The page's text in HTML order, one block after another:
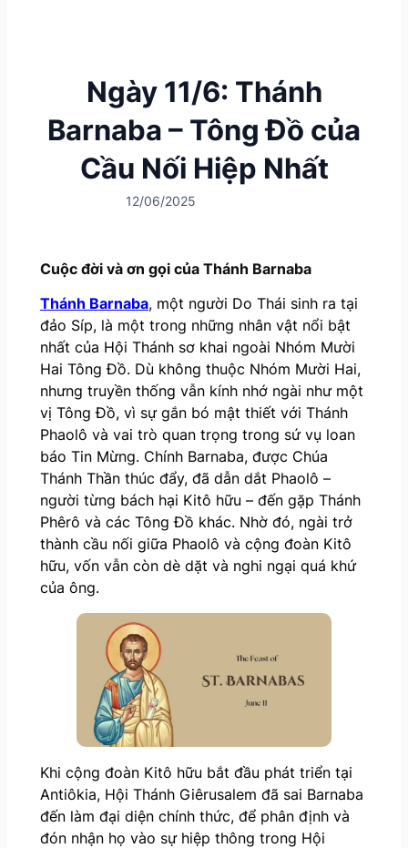
Ngày 11/6: Thánh
Barnaba – Tông Đồ của
Cầu Nối Hiệp Nhất
12/06/2025
Cuộc đời và ơn gọi của Thánh Barnaba
Thánh Barnaba, một người Do Thái sinh ra tại
đảo Síp, là một trong những nhân vật nổi bật
nhất của Hội Thánh sơ khai ngoài Nhóm Mười
Hai Tông Đồ. Dù không thuộc Nhóm Mười Hai,
nhưng truyền thống vẫn kính nhớ ngài như một
vị Tông Đồ, vì sự gắn bó mật thiết với Thánh
Phaolô và vai trò quan trọng trong sứ vụ loan
báo Tin Mừng. Chính Barnaba, được Chúa
Thánh Thần thúc đẩy, đã dẫn dắt Phaolô –
người từng bách hại Kitô hữu – đến gặp Thánh
Phêrô và các Tông Đồ khác. Nhờ đó, ngài trở
thành cầu nối giữa Phaolô và cộng đoàn Kitô
hữu, vốn vẫn còn dè dặt và nghi ngại quá khứ
của ông.
Khi cộng đoàn Kitô hữu bắt đầu phát triển tại
Antiôkia, Hội Thánh Giêrusalem đã sai Barnaba
đến làm đại diện chính thức, để phân định và
đón nhận họ vào sự hiệp thông trong Hội